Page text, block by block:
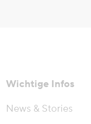
Wichtige Infos
News & Stories